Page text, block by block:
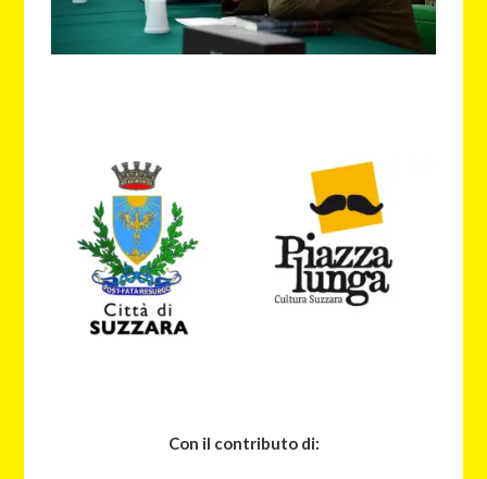
Con il contributo di: